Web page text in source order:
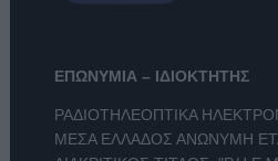
ΕΠΩΝΥΜΙΑ – ΙΔΙΟΚΤΗΤΗΣ
ΡΑΔΙΟΤΗΛΕΟΠΤΙΚΑ
ΜΕΣΑ ΕΛΛΑΔΟΣ ΑΝΩΝΥΜΗ